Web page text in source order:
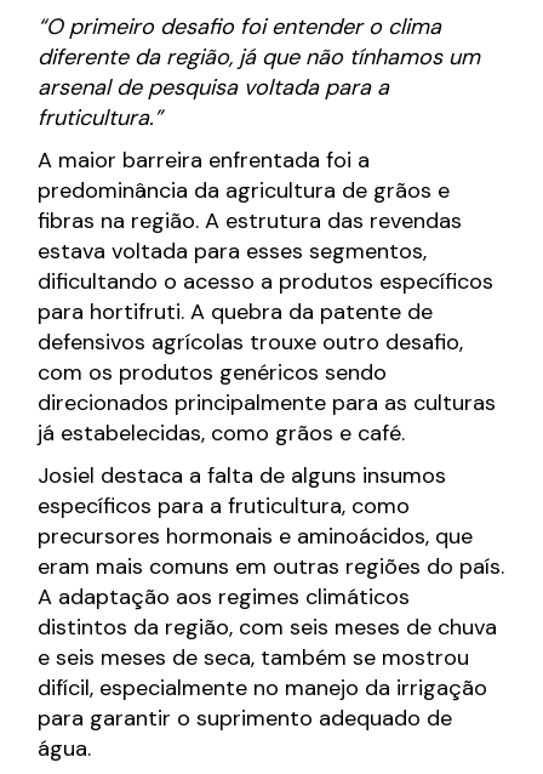
“O primeiro desafio foi entender o clima
diferente da região, já que não tínhamos um
arsenal de pesquisa voltada para a
fruticultura.”
A maior barreira enfrentada foi a
predominância da agricultura de grãos e
fibras na região. A estrutura das revendas
estava voltada para esses segmentos,
dificultando o acesso a produtos específicos
para hortifruti. A quebra da patente de
defensivos agrícolas trouxe outro desafio,
com os produtos genéricos sendo
direcionados principalmente para as culturas
já estabelecidas, como grãos e café.
Josiel destaca a falta de alguns insumos
específicos para a fruticultura, como
precursores hormonais e aminoácidos, que
eram mais comuns em outras regiões do país.
A adaptação aos regimes climáticos
distintos da região, com seis meses de chuva
e seis meses de seca, também se mostrou
difícil, especialmente no manejo da irrigação
para garantir o suprimento adequado de
água.